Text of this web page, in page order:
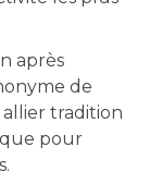
après
de
allier tradition
pour